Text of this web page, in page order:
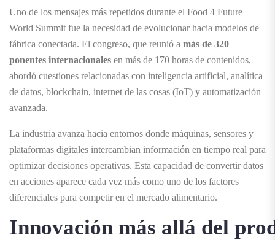
Uno de los mensajes más repetidos durante el Food 4 Future
World Summit fue la necesidad de evolucionar hacia modelos de
fábrica conectada. El congreso, que reunió a más de 320
ponentes internacionales en más de 170 horas de contenidos,
abordó cuestiones relacionadas con inteligencia artificial, analítica
de datos, blockchain, internet de las cosas (IoT) y automatización
avanzada.
La industria avanza hacia entornos donde máquinas, sensores y
plataformas digitales intercambian información en tiempo real para
optimizar decisiones operativas. Esta capacidad de convertir datos
en acciones aparece cada vez más como uno de los factores
diferenciales para competir en el mercado alimentario.
Innovación más allá del